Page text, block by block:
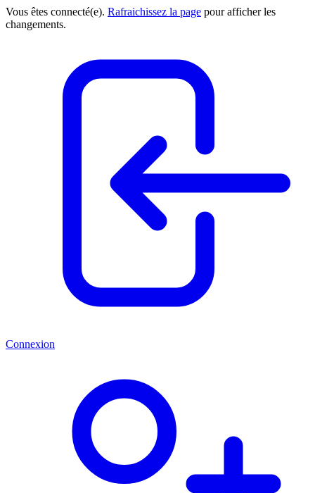
Vous êtes connecté(e). Rafraichissez la page pour afficher les
changements.
Connexion